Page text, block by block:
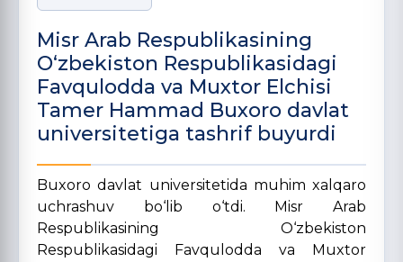
Misr Arab Respublikasining
O‘zbekiston Respublikasidagi
Favqulodda va Muxtor Elchisi
Tamer Hammad Buxoro davlat
universitetiga tashrif buyurdi
Buxoro davlat universitetida muhim xalqaro
uchrashuv bo‘lib o‘tdi. Misr Arab
Respublikasining O‘zbekiston
Respublikasidagi Favqulodda va Muxtor